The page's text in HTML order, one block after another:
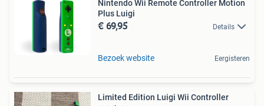
Nintendo Wii Remote Controller Motion
Plus Luigi
€ 69,95 Details
Bezoek website Eergisteren
Limited Edition Luigi Wii Controller